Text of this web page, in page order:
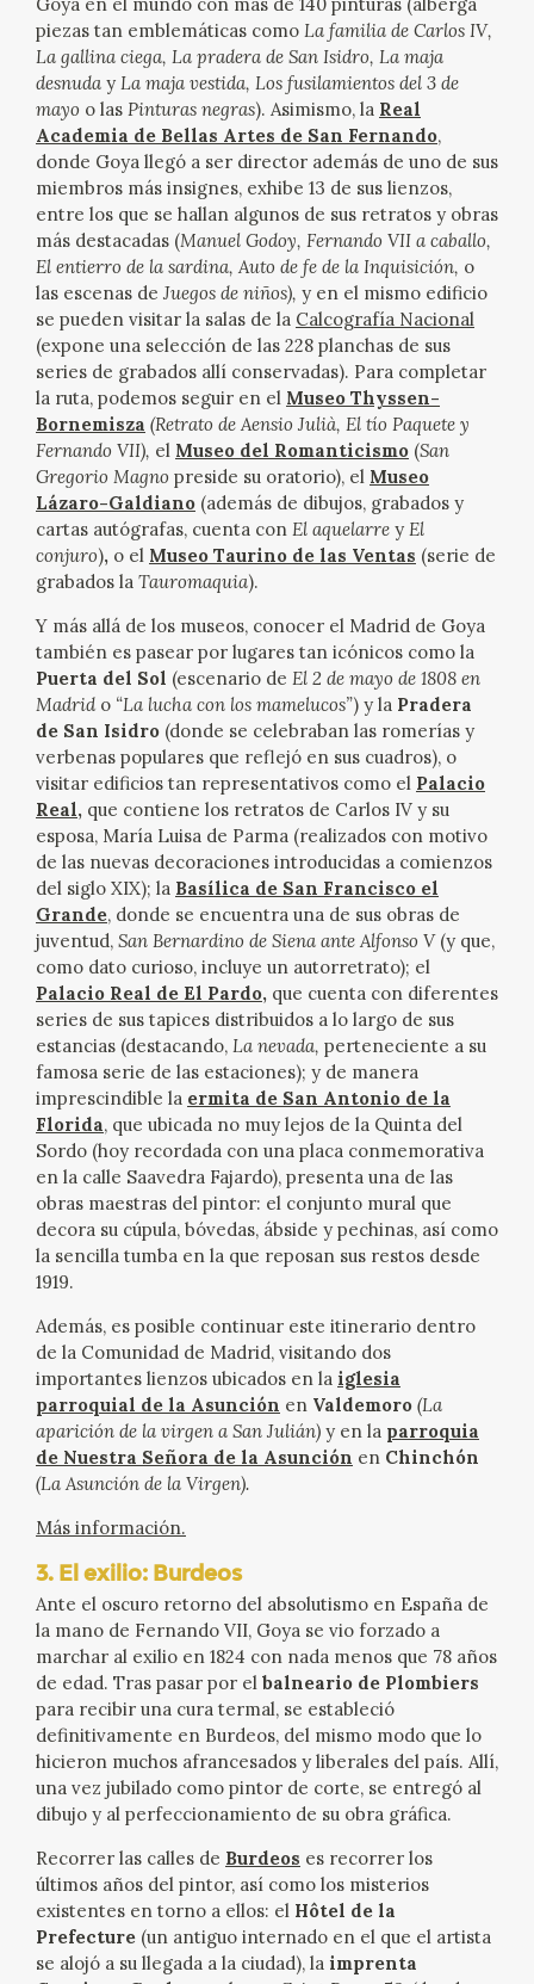
piezas tan emblemáticas como La familia de Carlos IV,
La gallina ciega, La pradera de San Isidro, La maja
desnuda y La maja vestida, Los fusilamientos del 3 de
mayo o las Pinturas negras). Asimismo, la Real
Academia de Bellas Artes de San Fernando,
donde Goya llegó a ser director además de uno de sus
miembros más insignes, exhibe 13 de sus lienzos,
entre los que se hallan algunos de sus retratos y obras
más destacadas (Manuel Godoy, Fernando VII a caballo,
El entierro de la sardina, Auto de fe de la Inquisición, o
las escenas de Juegos de niños), y en el mismo edificio
se pueden visitar la salas de la Calcografía Nacional
(expone una selección de las 228 planchas de sus
series de grabados allí conservadas). Para completar
la ruta, podemos seguir en el Museo Thyssen-
Bornemisza (Retrato de Aensio Julià, El tío Paquete y
Fernando VII), el Museo del Romanticismo (San
Gregorio Magno preside su oratorio), el Museo
Lázaro-Galdiano (además de dibujos, grabados y
cartas autógrafas, cuenta con El aquelarre y El
conjuro), o el Museo Taurino de las Ventas (serie de
grabados la Tauromaquia).
Y más allá de los museos, conocer el Madrid de Goya
también es pasear por lugares tan icónicos como la
Puerta del Sol (escenario de El 2 de mayo de 1808 en
Madrid o “La lucha con los mamelucos”) y la Pradera
de San Isidro (donde se celebraban las romerías y
verbenas populares que reflejó en sus cuadros), o
visitar edificios tan representativos como el Palacio
Real, que contiene los retratos de Carlos IV y su
esposa, María Luisa de Parma (realizados con motivo
de las nuevas decoraciones introducidas a comienzos
del siglo XIX); la Basílica de San Francisco el
Grande, donde se encuentra una de sus obras de
juventud, San Bernardino de Siena ante Alfonso V (y que,
como dato curioso, incluye un autorretrato); el
Palacio Real de El Pardo, que cuenta con diferentes
series de sus tapices distribuidos a lo largo de sus
estancias (destacando, La nevada, perteneciente a su
famosa serie de las estaciones); y de manera
imprescindible la ermita de San Antonio de la
Florida, que ubicada no muy lejos de la Quinta del
Sordo (hoy recordada con una placa conmemorativa
en la calle Saavedra Fajardo), presenta una de las
obras maestras del pintor: el conjunto mural que
decora su cúpula, bóvedas, ábside y pechinas, así como
la sencilla tumba en la que reposan sus restos desde
1919.
Además, es posible continuar este itinerario dentro
de la Comunidad de Madrid, visitando dos
importantes lienzos ubicados en la iglesia
parroquial de la Asunción en Valdemoro (La
aparición de la virgen a San Julián) y en la parroquia
de Nuestra Señora de la Asunción en Chinchón
(La Asunción de la Virgen).
Más información.
3. El exilio: Burdeos
Ante el oscuro retorno del absolutismo en España de
la mano de Fernando VII, Goya se vio forzado a
marchar al exilio en 1824 con nada menos que 78 años
de edad. Tras pasar por el balneario de Plombiers
para recibir una cura termal, se estableció
definitivamente en Burdeos, del mismo modo que lo
hicieron muchos afrancesados y liberales del país. Allí,
una vez jubilado como pintor de corte, se entregó al
dibujo y al perfeccionamiento de su obra gráfica.
Recorrer las calles de Burdeos es recorrer los
últimos años del pintor, así como los misterios
existentes en torno a ellos: el Hôtel de la
Prefecture (un antiguo internado en el que el artista
se alojó a su llegada a la ciudad), la imprenta